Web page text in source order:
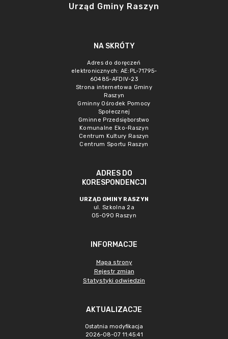
Urząd Gminy Raszyn
NA SKRÓTY
Adres do doręczeń
elektronicznych: AE:PL-71795-
60485-AFDIV-23
Strona internetowa Gminy
Raszyn
Gminny Ośrodek Pomocy
Społecznej
Gminne Przedsięborstwo
Komunalne Eko-Raszyn
Centrum Kultury Raszyn
Centrum Sportu Raszyn
ADRES DO
KORESPONDENCJI
URZĄD GMINY RASZYN
ul. Szkolna 2a
05-090 Raszyn
INFORMACJE
Mapa strony
Rejestr zmian
Statystyki odwiedzin
AKTUALIZACJE
Ostatnia modyfikacja
2026-08-07 11:45:41